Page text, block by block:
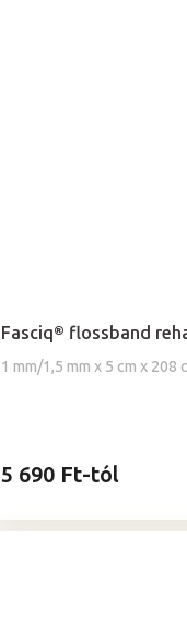
Fasciq® flossband
1 mm/1,5 mm x 5 cm x 208
5 690 Ft-tól